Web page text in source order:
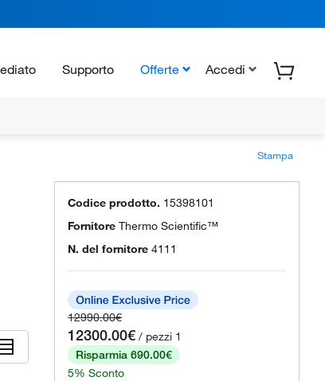
Supporto Offerte Accedi
Stampa
Codice prodotto. 15398101
Fornitore Thermo Scientific™
N. del fornitore 4111
12990.00€
12300.00€ / pezzi 1
Risparmia 690.00€
5% Sconto